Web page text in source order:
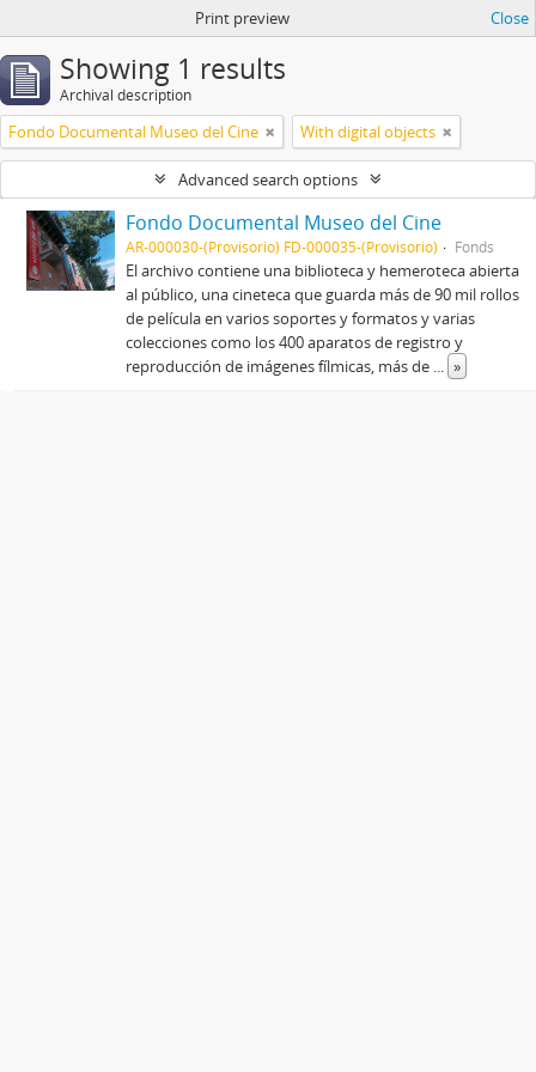
Print preview Close
Showing 1 results
Archival description
Fondo Documental Museo del Cine With digital objects
Advanced search options
Fondo Documental Museo del Cine
AR-000030-(Provisorio) FD-000035-(Provisorio) Fonds
El archivo contiene una biblioteca y hemeroteca abierta
al público, una cineteca que guarda más de 90 mil rollos
de película en varios soportes y formatos y varias
colecciones como los 400 aparatos de registro y
reproducción de imágenes fílmicas, más de ... »